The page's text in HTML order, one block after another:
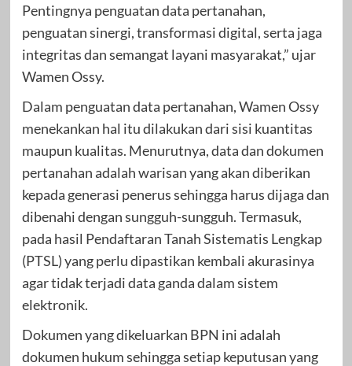
Pentingnya penguatan data pertanahan,
penguatan sinergi, transformasi digital, serta jaga
integritas dan semangat layani masyarakat,” ujar
Wamen Ossy.
Dalam penguatan data pertanahan, Wamen Ossy
menekankan hal itu dilakukan dari sisi kuantitas
maupun kualitas. Menurutnya, data dan dokumen
pertanahan adalah warisan yang akan diberikan
kepada generasi penerus sehingga harus dijaga dan
dibenahi dengan sungguh-sungguh. Termasuk,
pada hasil Pendaftaran Tanah Sistematis Lengkap
(PTSL) yang perlu dipastikan kembali akurasinya
agar tidak terjadi data ganda dalam sistem
elektronik.
Dokumen yang dikeluarkan BPN ini adalah
dokumen hukum sehingga setiap keputusan yang